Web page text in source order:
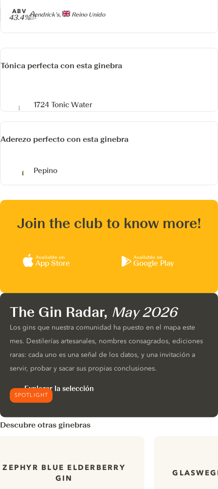
Producer
Hendrick’s, Reino Unido
ABV
43.4%
Tónica perfecta con esta ginebra
1724 Tonic Water
Aderezo perfecto con esta ginebra
Pepino
Join the club to know more!
Available on
App Store
Available on
Google Play
SPOTLIGHT
The Gin Radar, May 2026
Los gins que nuestra comunidad ha puesto en el mapa este
mes. Destilerías artesanales, nombres consagrados, ediciones
raras: cada uno es una señal de los datos, y una invitación a
servir, probar y sacar sus propias conclusiones.
Explorar la selección
Descubre otras ginebras
ZEPHYR BLUE ELDERBERRY
GIN